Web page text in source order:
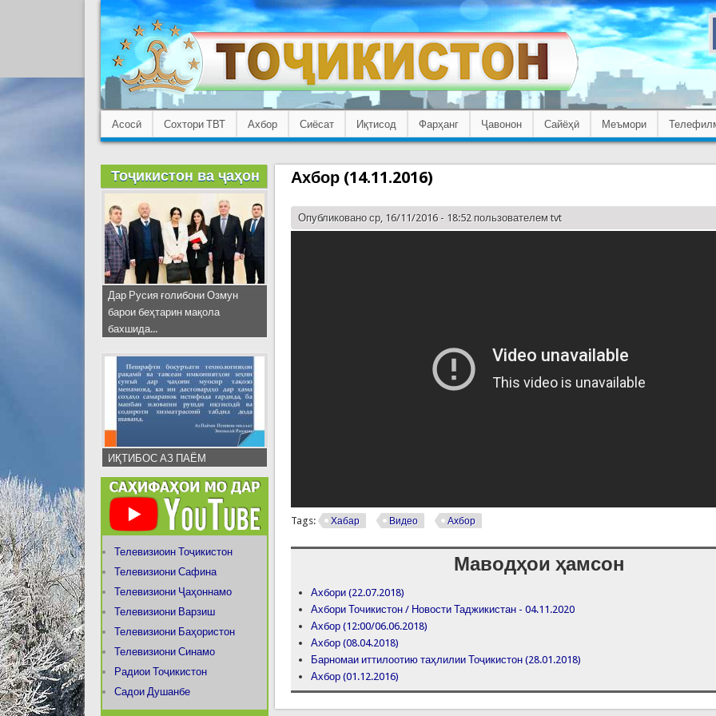
Асосӣ Сохтори ТВТ Ахбор Сиёсат Иқтисод Фарҳанг Ҷавонон Сайёҳӣ Меъмори
Ахбор (14.11.2016)
Опубликовано ср, 16/11/2016 - 18:52 пользователемtvt
Tags: Хабар Видео Ахбор
Маводҳои ҳамсон
Ахбори (22.07.2018)
Ахбори Точикистон / Новости Таджикистан - 04.11.2020
Ахбор (12:00/06.06.2018)
Ахбор (08.04.2018)
Барномаи иттилоотию таҳлилии Тоҷикистон (28.01.2018)
Ахбор (01.12.2016)
Тоҷикистон ва ҷаҳон
Дар Русия ғолибони Озмун
барои беҳтарин мақола
бахшида...
ИҚТИБОС АЗ ПАЁМ
Телевизиоин Тоҷикистон
Телевизиони Сафина
Телевизиони Ҷаҳоннамо
Телевизиони Варзиш
Телевизиони Баҳористон
Телевизиони Синамо
Радиои Тоҷикистон
Садои Душанбе